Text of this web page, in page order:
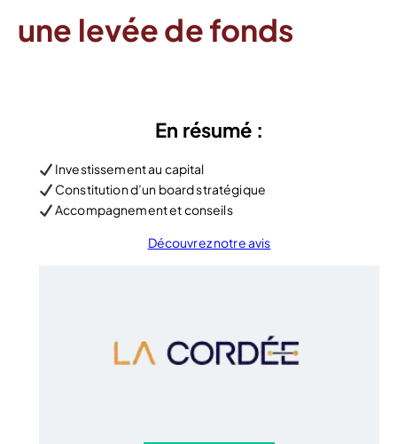
une levée de fonds
En résumé :
Investissement au capital
Constitution d’un board stratégique
Accompagnement et conseils
Découvrez notre avis